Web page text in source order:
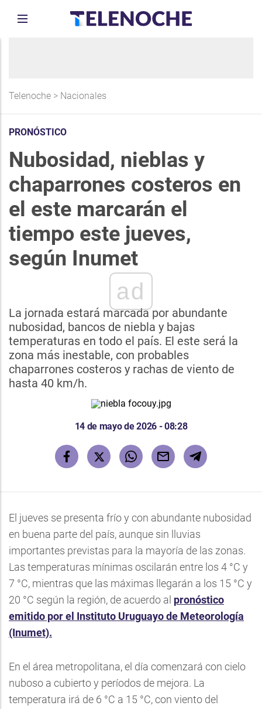
Telenoche > Nacionales
PRONÓSTICO
Nubosidad, nieblas y
chaparrones costeros en
el este marcarán el
tiempo este jueves,
según Inumet
ad
La jornada estará marcada por abundante
nubosidad, bancos de niebla y bajas
temperaturas en todo el país. El este será la
zona más inestable, con probables
chaparrones costeros y rachas de viento de
hasta 40 km/h.
14 de mayo de 2026 - 08:28
El jueves se presenta frío y con abundante nubosidad
en buena parte del país, aunque sin lluvias
importantes previstas para la mayoría de las zonas.
Las temperaturas mínimas oscilarán entre los 4 °C y
7 °C, mientras que las máximas llegarán a los 15 °C y
20 °C según la región, de acuerdo al pronóstico
emitido por el Instituto Uruguayo de Meteorología
(Inumet).
En el área metropolitana, el día comenzará con cielo
nuboso a cubierto y períodos de mejora. La
temperatura irá de 6 °C a 15 °C, con viento del